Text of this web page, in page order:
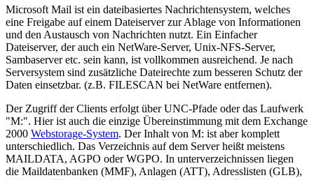
Microsoft Mail ist ein dateibasiertes Nachrichtensystem, welches
eine Freigabe auf einem Dateiserver zur Ablage von Informationen
und den Austausch von Nachrichten nutzt. Ein Einfacher
Dateiserver, der auch ein NetWare-Server, Unix-NFS-Server,
Sambaserver etc. sein kann, ist vollkommen ausreichend. Je nach
Serversystem sind zusätzliche Dateirechte zum besseren Schutz der
Daten einsetzbar. (z.B. FILESCAN bei NetWare entfernen).
Der Zugriff der Clients erfolgt über UNC-Pfade oder das Laufwerk
"M:". Hier ist auch die einzige Übereinstimmung mit dem Exchange
2000 Webstorage-System. Der Inhalt von M: ist aber komplett
unterschiedlich. Das Verzeichnis auf dem Server heißt meistens
MAILDATA, AGPO oder WGPO. In unterverzeichnissen liegen
die Maildatenbanken (MMF), Anlagen (ATT), Adresslisten (GLB),